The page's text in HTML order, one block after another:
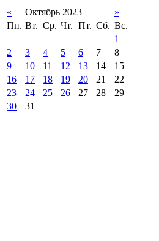
« Октябрь 2023
»
Пн. Вт. Ср. Чт. Пт. Сб. Вс.
1
2
3 4 5 6 7
8
9
10 11 12 13 14
15
16
17 18 19 20 21
22
23
24 25 26 27 28
29
30
31